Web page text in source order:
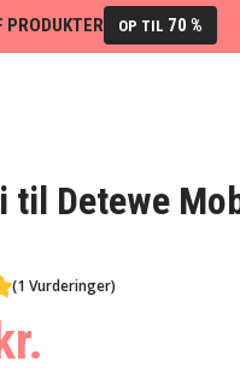
PRODUKTER OP TIL 70 %
til Detewe
(1 Vurderinger)